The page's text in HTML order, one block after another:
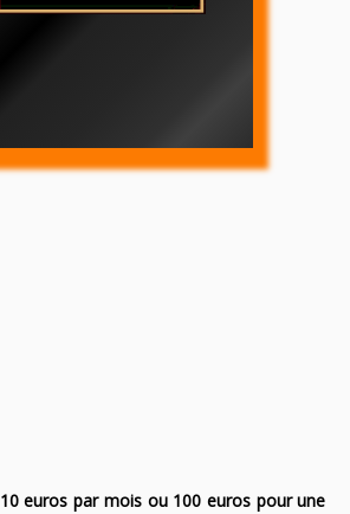
10 euros par mois ou 100 euros pour une